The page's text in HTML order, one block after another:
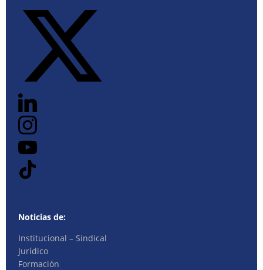
Noticias de:
Institucional – Sindical
Jurídico
Formación